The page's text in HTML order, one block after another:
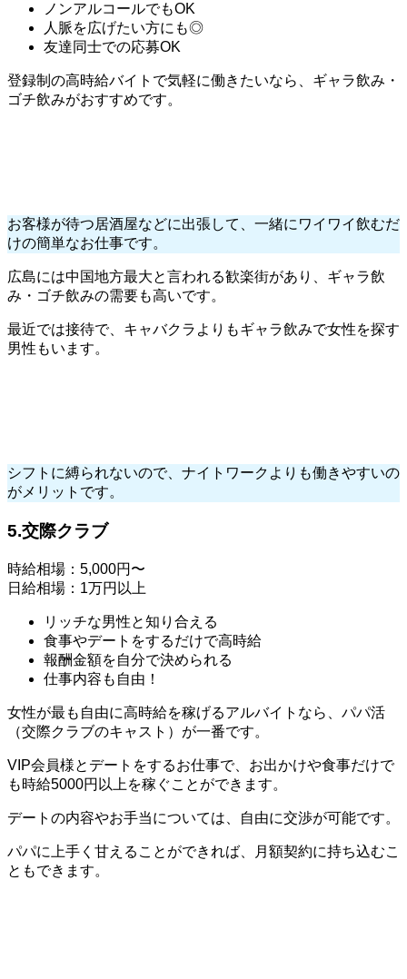
ノンアルコールでもOK
人脈を広げたい方にも◎
友達同士での応募OK
登録制の高時給バイトで気軽に働きたいなら、ギャラ飲み・
ゴチ飲みがおすすめです。
お客様が待つ居酒屋などに出張して、一緒にワイワイ飲むだ
けの簡単なお仕事です。
広島には中国地方最大と言われる歓楽街があり、ギャラ飲
み・ゴチ飲みの需要も高いです。
最近では接待で、キャバクラよりもギャラ飲みで女性を探す
男性もいます。
シフトに縛られないので、ナイトワークよりも働きやすいの
がメリットです。
5.交際クラブ
時給相場：5,000円〜
日給相場：1万円以上
リッチな男性と知り合える
食事やデートをするだけで高時給
報酬金額を自分で決められる
仕事内容も自由！
女性が最も自由に高時給を稼げるアルバイトなら、パパ活
（交際クラブのキャスト）が一番です。
VIP会員様とデートをするお仕事で、お出かけや食事だけで
も時給5000円以上を稼ぐことができます。
デートの内容やお手当については、自由に交渉が可能です。
パパに上手く甘えることができれば、月額契約に持ち込むこ
ともできます。